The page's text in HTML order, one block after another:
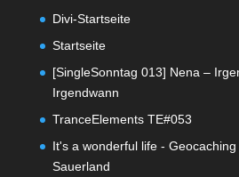
Divi-Startseite
Startseite
[SingleSonntag 013] Nena –
Irgendwann
TranceElements TE#053
It's a wonderful life -
Sauerland